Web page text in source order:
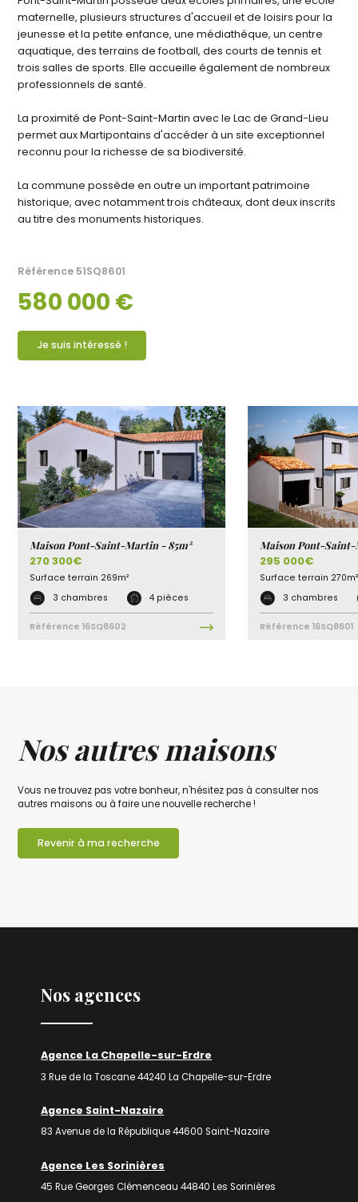
maternelle, plusieurs structures d'accueil et de loisirs pour la
jeunesse et la petite enfance, une médiathèque, un centre
aquatique, des terrains de football, des courts de tennis et
trois salles de sports. Elle accueille également de nombreux
professionnels de santé.
La proximité de Pont-Saint-Martin avec le Lac de Grand-Lieu
permet aux Martipontains d'accéder à un site exceptionnel
reconnu pour la richesse de sa biodiversité.
La commune possède en outre un important patrimoine
historique, avec notamment trois châteaux, dont deux inscrits
au titre des monuments historiques.
580 000 €
Référence 51SQ8601
Je suis intéressé !
Maison Pont-Saint-Martin - 85m²
270 300€
Surface terrain 269m²
3 chambres
4 pièces
Référence 16SQ8602
Maison Pont-Saint-
295 000€
Surface terrain 270m²
3 chambres
Référence 16SQ8601
Nos autres maisons
Vous ne trouvez pas votre bonheur, n'hésitez pas à consulter nos
autres maisons ou à faire une nouvelle recherche !
Revenir à ma recherche
Nos agences
Agence La Chapelle-sur-Erdre
3 Rue de la Toscane 44240 La Chapelle-sur-Erdre
Agence Saint-Nazaire
83 Avenue de la République 44600 Saint-Nazaire
Agence Les Sorinières
45 Rue Georges Clémenceau 44840 Les Sorinières